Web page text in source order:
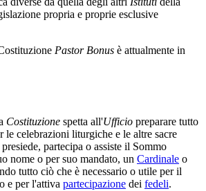
propria e proprie esclusive
Pastor Bonus è attualmente in
Costituzione spetta all'Ufficio preparare tutto
le celebrazioni liturgiche e le altre sacre
partecipa o assiste il Sommo
nome o per suo mandato, un Cardinale o
tutto ciò che è necessario o utile per il
e per l'attiva partecipazione dei fedeli.